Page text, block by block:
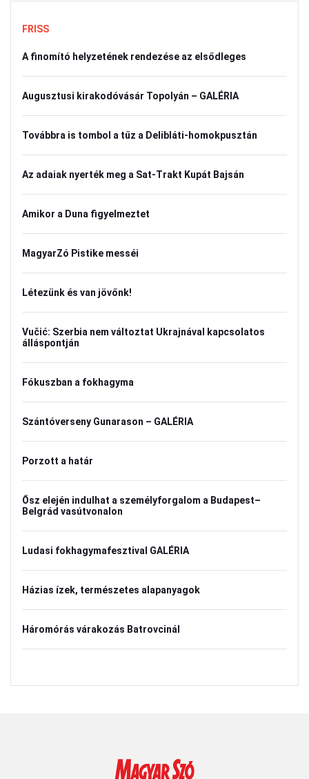
FRISS
A finomító helyzetének rendezése az elsődleges
Augusztusi kirakodóvásár Topolyán – GALÉRIA
Továbbra is tombol a tűz a Delibláti-homokpusztán
Az adaiak nyerték meg a Sat-Trakt Kupát Bajsán
Amikor a Duna figyelmeztet
MagyarZó Pistike messéi
Létezünk és van jövőnk!
Vučić: Szerbia nem változtat Ukrajnával kapcsolatos
álláspontján
Fókuszban a fokhagyma
Szántóverseny Gunarason – GALÉRIA
Porzott a határ
Ősz elején indulhat a személyforgalom a Budapest–
Belgrád vasútvonalon
Ludasi fokhagymafesztival GALÉRIA
Házias ízek, természetes alapanyagok
Háromórás várakozás Batrovcinál